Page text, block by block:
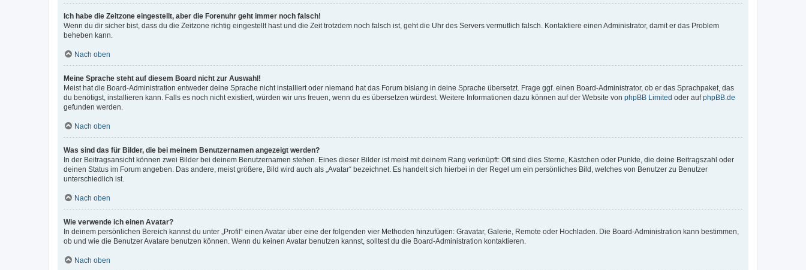
Ich habe die Zeitzone eingestellt, aber die Forenuhr geht immer noch falsch!
Wenn du dir sicher bist, dass du die Zeitzone richtig eingestellt hast und die Zeit trotzdem noch falsch ist, geht die Uhr des Servers vermutlich falsch. Kontaktiere einen Administrator, damit er das Problem
beheben kann.
Nach oben
Meine Sprache steht auf diesem Board nicht zur Auswahl!
Meist hat die Board-Administration entweder deine Sprache nicht installiert oder niemand hat das Forum bislang in deine Sprache übersetzt. Frage ggf. einen Board-Administrator, ob er das Sprachpaket, das
du benötigst, installieren kann. Falls es noch nicht existiert, würden wir uns freuen, wenn du es übersetzen würdest. Weitere Informationen dazu können auf der Website von phpBB Limited oder aufphpBB.de
gefunden werden.
Nach oben
Was sind das für Bilder, die bei meinem Benutzernamen angezeigt werden?
In der Beitragsansicht können zwei Bilder bei deinem Benutzernamen stehen. Eines dieser Bilder ist meist mit deinem Rang verknüpft: Oft sind dies Sterne, Kästchen oder Punkte, die deine Beitragszahl oder
deinen Status im Forum angeben. Das andere, meist größere, Bild wird auch als „Avatar“ bezeichnet. Es handelt sich hierbei in der Regel um ein persönliches Bild, welches von Benutzer zu Benutzer
unterschiedlich ist.
Nach oben
Wie verwende ich einen Avatar?
In deinem persönlichen Bereich kannst du unter „Profil“ einen Avatar über eine der folgenden vier Methoden hinzufügen: Gravatar, Galerie, Remote oder Hochladen. Die Board-Administration kann bestimmen,
ob und wie die Benutzer Avatare benutzen können. Wenn du keinen Avatar benutzen kannst, solltest du die Board-Administration kontaktieren.
Nach oben